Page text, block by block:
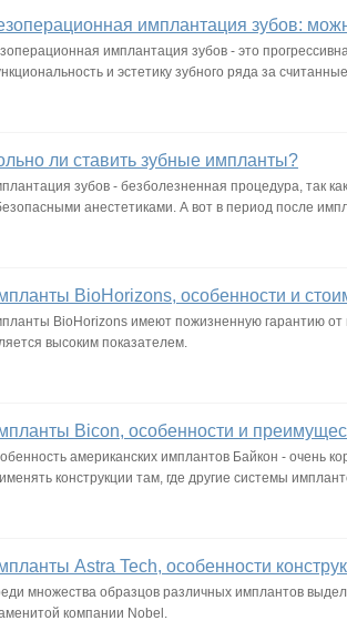
имплантация зубов:
имплантация зубов - это
и эстетику зубного ряда за
ли ставить зубные импланты?
зубов - безболезненная процедура, так
анестетиками. А вот в период после
BioHorizons, особенности и
BioHorizons имеют пожизненную гарантию от
высоким показателем.
Bicon, особенности и
американских имплантов Байкон - очень
конструкции там, где другие системы
Astra Tech, особенности
множества образцов различных имплантов
компании Nobel.